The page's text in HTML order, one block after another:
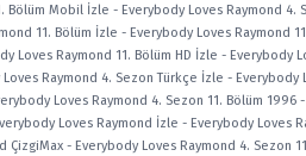
Bölüm Mobil İzle - Everybody Loves Raymond 4.
11. Bölüm İzle - Everybody Loves Raymond
Loves Raymond 11. Bölüm HD İzle - Everybody
Loves Raymond 4. Sezon Türkçe İzle - Everybody
Loves Raymond 4. Sezon 11. Bölüm 1996 -
Loves Raymond İzle - Everybody Loves
ÇizgiMax - Everybody Loves Raymond 4. Sezon